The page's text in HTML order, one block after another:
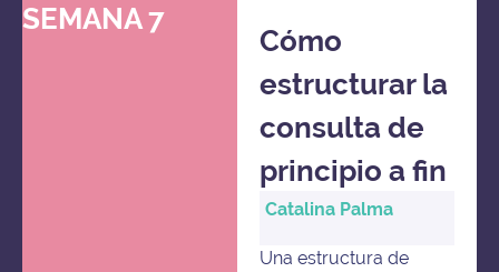
SEMANA 7
Cómo
estructurar la
consulta de
principio a fin
Catalina Palma
Una estructura de